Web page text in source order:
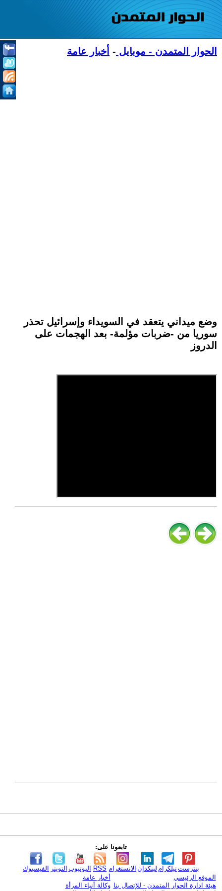
الحوار المتمدن - موبايل - أخبار عامة
وضع ميداني يتعقد في السويداء وإسرائيل تحذر
سوريا من -ضربات مؤلمة- بعد الهجمات على
الدروز
تابعونا على:
الفيسبوك التويتر اليوتيوب RSS الانستغرام لينكدإن تيلكرامبنترست
الموقع الرئيسي
هيئة ادارة الحوار المتمدن - للإتصال بنا
أخبار عامة
وكالة أنباء المرأة